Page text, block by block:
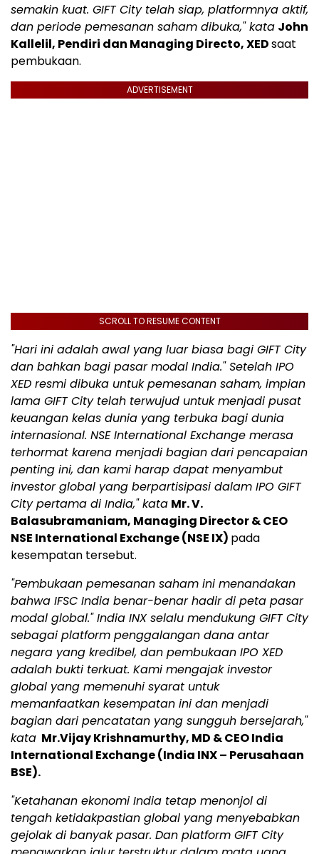
semakin kuat. GIFT City telah siap, platformnya aktif,
dan periode pemesanan saham dibuka," kata John
Kallelil, Pendiri dan Managing Directo, XEDsaat
pembukaan.
ADVERTISEMENT
SCROLL TO RESUME CONTENT
"Hari ini adalah awal yang luar biasa bagi GIFT City
dan bahkan bagi pasar modal India." Setelah IPO
XED resmi dibuka untuk pemesanan saham, impian
lama GIFT City telah terwujud untuk menjadi pusat
keuangan kelas dunia yang terbuka bagi dunia
internasional. NSE International Exchange merasa
terhormat karena menjadi bagian dari pencapaian
penting ini, dan kami harap dapat menyambut
investor global yang berpartisipasi dalam IPO GIFT
City pertama di India," kata Mr. V.
Balasubramaniam, Managing Director & CEO
NSE International Exchange (NSE IX) pada
kesempatan tersebut.
"Pembukaan pemesanan saham ini menandakan
bahwa IFSC India benar-benar hadir di peta pasar
modal global." India INX selalu mendukung GIFT City
sebagai platform penggalangan dana antar
negara yang kredibel, dan pembukaan IPO XED
adalah bukti terkuat. Kami mengajak investor
global yang memenuhi syarat untuk
memanfaatkan kesempatan ini dan menjadi
bagian dari pencatatan yang sungguh bersejarah,"
kata Mr.Vijay Krishnamurthy, MD & CEO India
International Exchange (India INX – Perusahaan
BSE).
"Ketahanan ekonomi India tetap menonjol di
tengah ketidakpastian global yang menyebabkan
gejolak di banyak pasar. Dan platform GIFT City